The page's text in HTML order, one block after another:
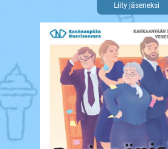
Liity jäseneksi